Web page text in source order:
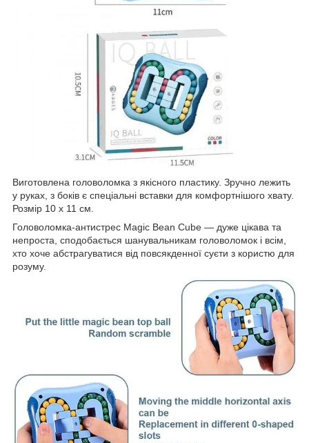
Виготовлена головоломка з якісного пластику. Зручно лежить
у руках, з боків є спеціальні вставки для комфортнішого хвату.
Розмір 10 х 11 см.
Головоломка-антистрес Magic Bean Cube — дуже цікава та
непроста, сподобається шанувальникам головоломок і всім,
хто хоче абстрагуватися від повсякденної суєти з користю для
розуму.